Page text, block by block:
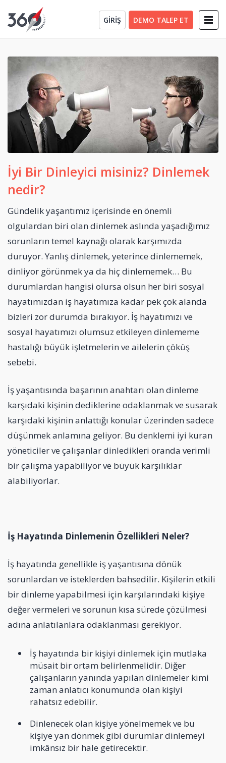
GİRİŞ DEMO TALEP ET
İyi Bir Dinleyici misiniz? Dinlemek
nedir?
Gündelik yaşantımız içerisinde en önemli
olgulardan biri olan dinlemek aslında yaşadığımız
sorunların temel kaynağı olarak karşımızda
duruyor. Yanlış dinlemek, yeterince dinlememek,
dinliyor görünmek ya da hiç dinlememek… Bu
durumlardan hangisi olursa olsun her biri sosyal
hayatımızdan iş hayatımıza kadar pek çok alanda
bizleri zor durumda bırakıyor. İş hayatımızı ve
sosyal hayatımızı olumsuz etkileyen dinlememe
hastalığı büyük işletmelerin ve ailelerin çöküş
sebebi.
İş yaşantısında başarının anahtarı olan dinleme
karşıdaki kişinin dediklerine odaklanmak ve susarak
karşıdaki kişinin anlattığı konular üzerinden sadece
düşünmek anlamına geliyor. Bu denklemi iyi kuran
yöneticiler ve çalışanlar dinledikleri oranda verimli
bir çalışma yapabiliyor ve büyük karşılıklar
alabiliyorlar.
İş Hayatında Dinlemenin Özellikleri Neler?
İş hayatında genellikle iş yaşantısına dönük
sorunlardan ve isteklerden bahsedilir. Kişilerin etkili
bir dinleme yapabilmesi için karşılarındaki kişiye
değer vermeleri ve sorunun kısa sürede çözülmesi
adına anlatılanlara odaklanması gerekiyor.
İş hayatında bir kişiyi dinlemek için mutlaka
müsait bir ortam belirlenmelidir. Diğer
çalışanların yanında yapılan dinlemeler kimi
zaman anlatıcı konumunda olan kişiyi
rahatsız edebilir.
Dinlenecek olan kişiye yönelmemek ve bu
kişiye yan dönmek gibi durumlar dinlemeyi
imkânsız bir hale getirecektir.